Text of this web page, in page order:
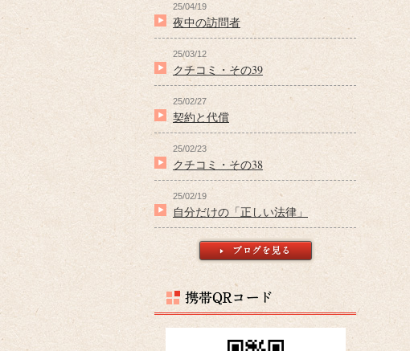
25/04/19
夜中の訪問者
25/03/12
クチコミ・その39
25/02/27
契約と代償
25/02/23
クチコミ・その38
25/02/19
自分だけの「正しい法律」